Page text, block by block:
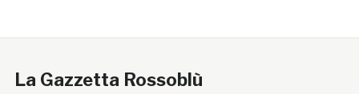
La Gazzetta Rossoblù